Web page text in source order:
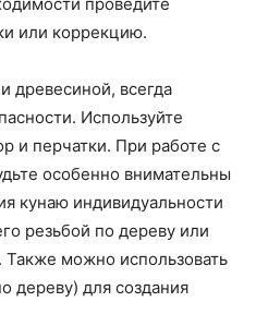
проведите
или коррекцию.
древесиной, всегда
Используйте
и перчатки. При работе с
особенно внимательны
кунаю индивидуальности
резьбой по дереву или
Также можно использовать
дереву) для создания